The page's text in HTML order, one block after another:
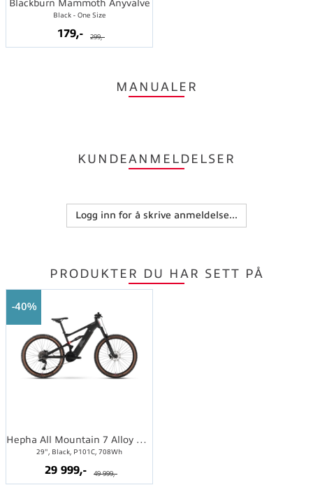
Blackburn Mammoth Anyvalve
Black - One Size
179,- 299,-
MANUALER
KUNDEANMELDELSER
Logg inn for å skrive anmeldelse...
PRODUKTER DU HAR SETT PÅ
40%
Hepha All Mountain 7 Alloy Limited M
29", Black, P101C, 708Wh
29 999,- 49 999,-